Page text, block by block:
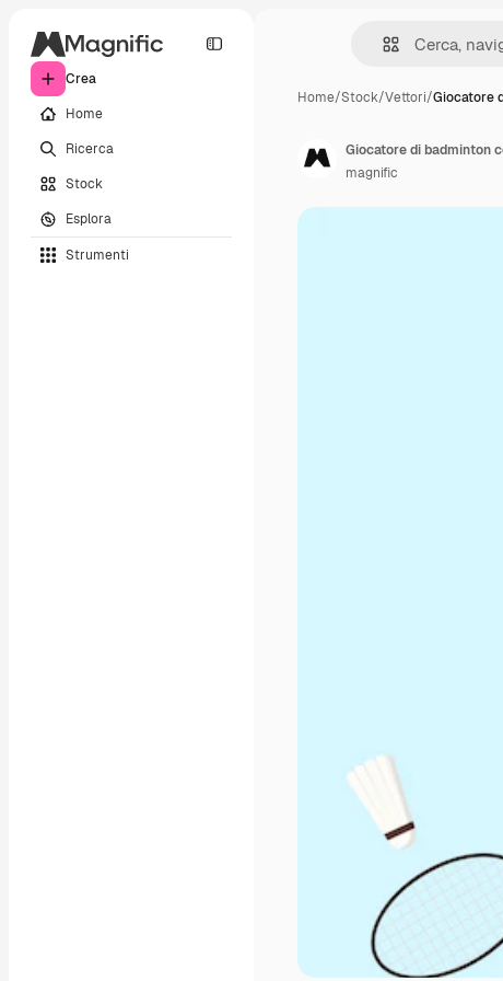
Crea
Home
Ricerca
Stock
Esplora
Strumenti
Home/Stock/Vettori/Giocatore
Giocatore di badminton
magnific